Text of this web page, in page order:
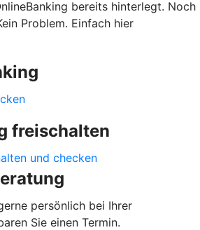
bereits hinterlegt. Noch
Problem. Einfach hier
freischalten
und checken
persönlich bei Ihrer
Sie einen Termin.